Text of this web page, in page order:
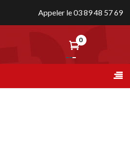
Appeler le 03 89 48 57 69
0
la
☰